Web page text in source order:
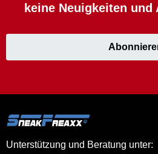
keine Neuigkeiten und
Unterstützung und Beratung unter: